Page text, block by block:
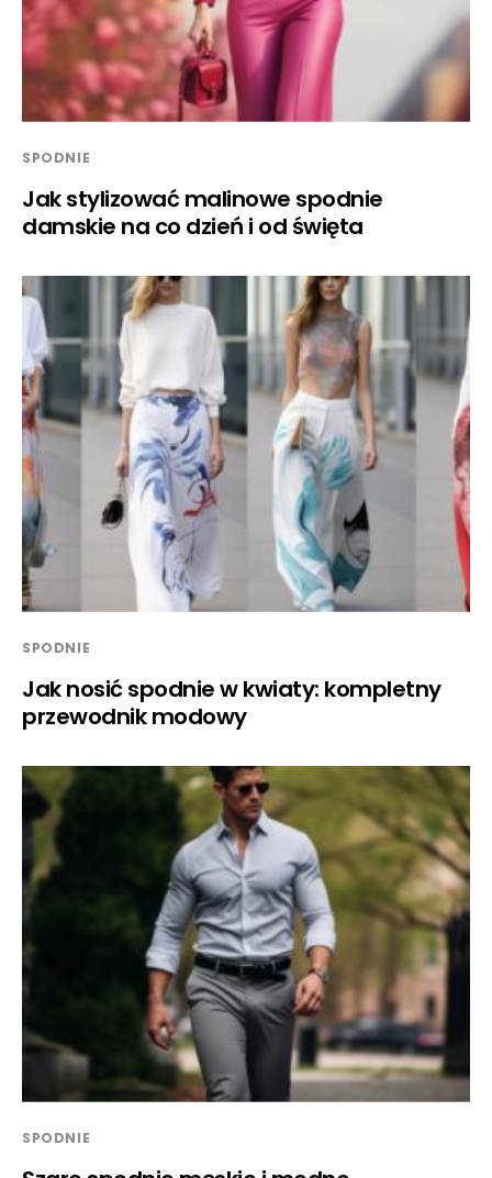
SPODNIE
Jak stylizować malinowe spodnie
damskie na co dzień i od święta
SPODNIE
Jak nosić spodnie w kwiaty: kompletny
przewodnik modowy
SPODNIE